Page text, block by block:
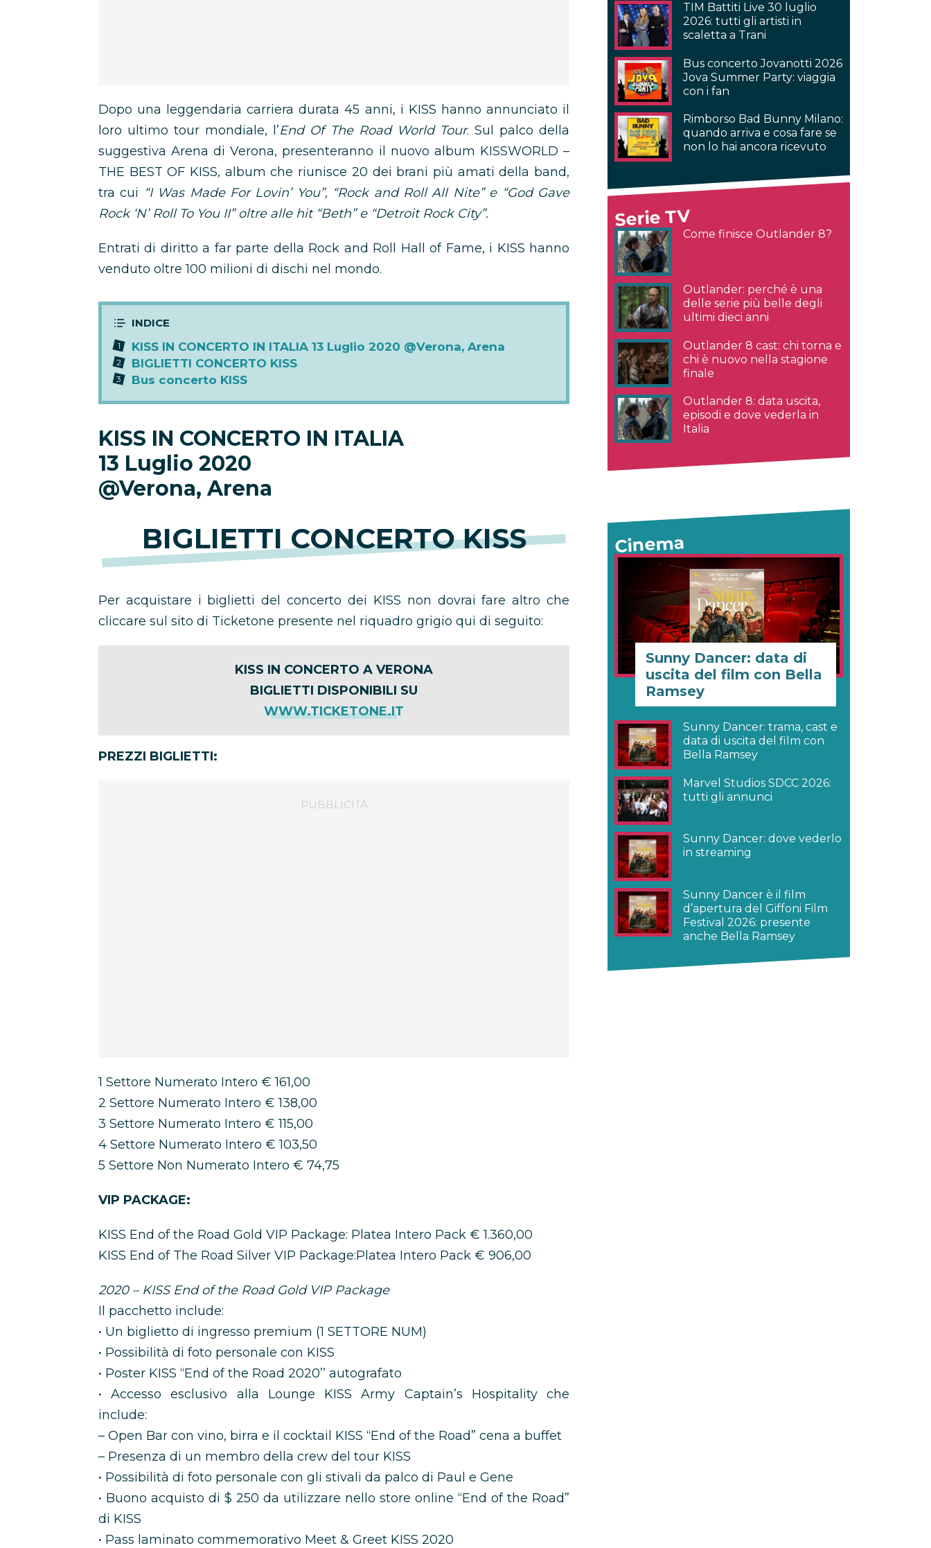
Dopo una leggendaria carriera durata 45 anni, i KISS hanno annunciato il
loro ultimo tour mondiale, l’End Of The Road World Tour. Sul palco della
suggestiva Arena di Verona, presenteranno il nuovo album KISSWORLD –
THE BEST OF KISS, album che riunisce 20 dei brani più amati della band,
tra cui “I Was Made For Lovin’ You”, “Rock and Roll All Nite” e “God Gave
Rock ‘N’ Roll To You II” oltre alle hit “Beth” e “Detroit Rock City”.
Entrati di diritto a far parte della Rock and Roll Hall of Fame, i KISS hanno
venduto oltre 100 milioni di dischi nel mondo.
KISS IN CONCERTO IN ITALIA 13 Luglio 2020 @Verona, Arena
BIGLIETTI CONCERTO KISS
Bus concerto KISS
KISS IN CONCERTO IN ITALIA
13 Luglio 2020
@Verona, Arena
BIGLIETTI CONCERTO KISS
Per acquistare i biglietti del concerto dei KISS non dovrai fare altro che
cliccare sul sito di Ticketone presente nel riquadro grigio qui di seguito:
KISS IN CONCERTO A VERONA
BIGLIETTI DISPONIBILI SU
WWW.TICKETONE.IT
PREZZI BIGLIETTI:
1 Settore Numerato Intero € 161,00
2 Settore Numerato Intero € 138,00
3 Settore Numerato Intero € 115,00
4 Settore Numerato Intero € 103,50
5 Settore Non Numerato Intero € 74,75
VIP PACKAGE:
KISS End of the Road Gold VIP Package: Platea Intero Pack € 1.360,00
KISS End of The Road Silver VIP Package:Platea Intero Pack € 906,00
2020 – KISS End of the Road Gold VIP Package
Il pacchetto include:
• Un biglietto di ingresso premium (1 SETTORE NUM)
• Possibilità di foto personale con KISS
• Poster KISS “End of the Road 2020’’ autografato
• Accesso esclusivo alla Lounge KISS Army Captain’s Hospitality che
include:
– Open Bar con vino, birra e il cocktail KISS “End of the Road” cena a buffet
– Presenza di un membro della crew del tour KISS
• Possibilità di foto personale con gli stivali da palco di Paul e Gene
• Buono acquisto di $ 250 da utilizzare nello store online “End of the Road”
di KISS
• Pass laminato commemorativo Meet & Greet KISS 2020
TIM Battiti Live 30 luglio
2026: tutti gli artisti in
scaletta a Trani
Bus concerto Jovanotti 2026
Jova Summer Party: viaggia
con i fan
Rimborso Bad Bunny Milano:
quando arriva e cosa fare se
non lo hai ancora ricevuto
Serie TV
Come finisce Outlander 8?
Outlander: perché è una
delle serie più belle degli
ultimi dieci anni
Outlander 8 cast: chi torna e
chi è nuovo nella stagione
finale
Outlander 8: data uscita,
episodi e dove vederla in
Italia
Cinema
Sunny Dancer: data di
uscita del film con Bella
Ramsey
Sunny Dancer: trama, cast e
data di uscita del film con
Bella Ramsey
Marvel Studios SDCC 2026:
tutti gli annunci
Sunny Dancer: dove vederlo
in streaming
Sunny Dancer è il film
d’apertura del Giffoni Film
Festival 2026: presente
anche Bella Ramsey